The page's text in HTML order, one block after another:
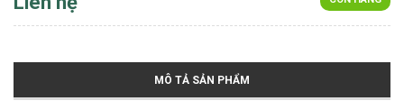
MÔ TẢ SẢN PHẨM